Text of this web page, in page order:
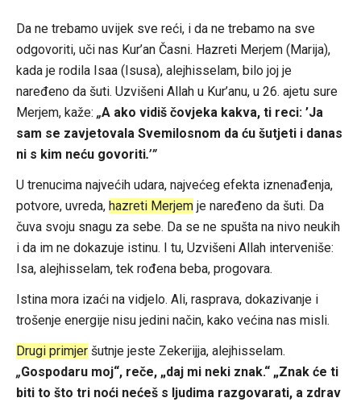
Da ne trebamo uvijek sve reći, i da ne trebamo na sve
odgovoriti, uči nas Kur’an Časni. Hazreti Merjem (Marija),
kada je rodila Isaa (Isusa), alejhisselam, bilo joj je
naređeno da šuti. Uzvišeni Allah u Kur’anu, u 26. ajetu sure
Merjem, kaže: „A ako vidiš čovjeka kakva, ti reci: ’Ja
sam se zavjetovala Svemilosnom da ću šutjeti i danas
ni s kim neću govoriti.’”
U trenucima najvećih udara, najvećeg efekta iznenađenja,
potvore, uvreda, hazreti Merjemje naređeno da šuti. Da
čuva svoju snagu za sebe. Da se ne spušta na nivo neukih
i da im ne dokazuje istinu. I tu, Uzvišeni Allah interveniše:
Isa, alejhisselam, tek rođena beba, progovara.
Istina mora izaći na vidjelo. Ali, rasprava, dokazivanje i
trošenje energije nisu jedini način, kako većina nas misli.
Drugi primjeršutnje jeste Zekerijja, alejhisselam.
„Gospodaru moj“, reče, „daj mi neki znak.“ „Znak će ti
biti to što tri noći nećeš s ljudima razgovarati, a zdrav